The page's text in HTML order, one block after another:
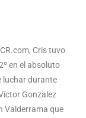
Cris tuvo
en el absoluto
luchar durante
Gonzalez
Valderrama que